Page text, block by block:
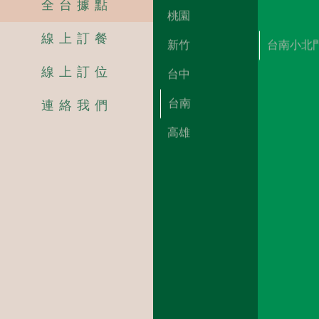
全台據點
線上訂餐
線上訂位
連絡我們
桃園
新竹
台中
台南
高雄
台南小北